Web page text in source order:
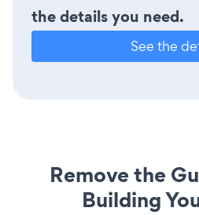
the details you need.
See the
Remove the
Building